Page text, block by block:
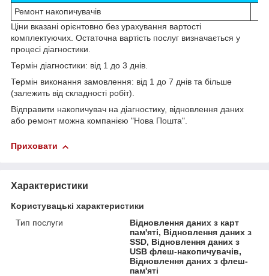
Ремонт накопичувачів
Ціни вказані орієнтовно без урахування вартості
комплектуючих. Остаточна вартість послуг визначається у
процесі діагностики.
Термін діагностики: від 1 до 3 днів.
Термін виконання замовлення: від 1 до 7 днів та більше
(залежить від складності робіт).
Відправити накопичувач на діагностику, відновлення даних
або ремонт можна компанією "Нова Пошта".
Приховати
Характеристики
Користувацькі характеристики
Тип послуги
Відновлення даних з карт
пам'яті, Відновлення даних з
SSD, Відновлення даних з
USB флеш-накопичувачів,
Відновлення даних з флеш-
пам'яті